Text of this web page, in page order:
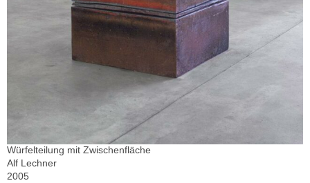
Würfelteilung mit Zwischenfläche
Alf Lechner
2005